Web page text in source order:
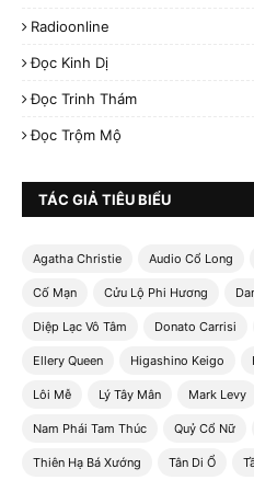
Radioonline
Đọc Kinh Dị
Đọc Trinh Thám
Đọc Trộm Mộ
TÁC GIẢ TIÊU BIỂU
Agatha Christie Audio Cổ Long
Cố Mạn Cửu Lộ Phi Hương
Diệp Lạc Vô Tâm Donato Carrisi
Ellery Queen Higashino Keigo
Lôi Mễ Lý Tây Mân Mark Levy
Nam Phái Tam Thúc Quỷ Cổ Nữ
Thiên Hạ Bá Xướng Tân Di Ổ